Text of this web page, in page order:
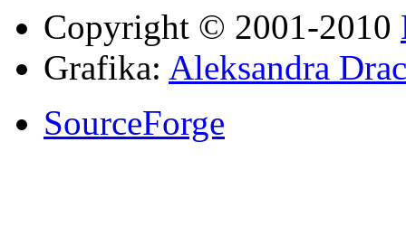
Copyright © 2001-2010
Grafika: Aleksandra
SourceForge